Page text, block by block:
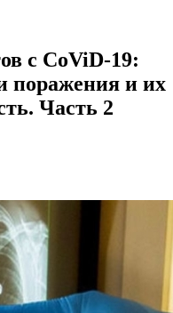
с CoViD-19:
поражения и их
Часть 2